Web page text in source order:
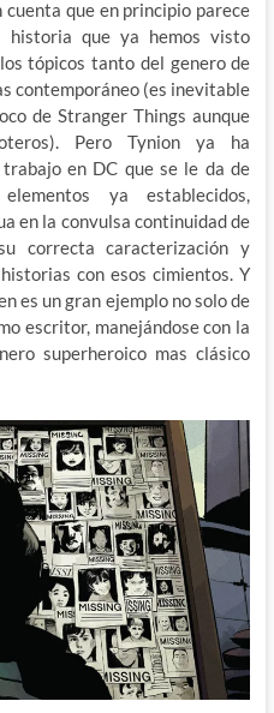
que en principio parece
historia que ya hemos visto
tópicos tanto del genero de
contemporáneo (es inevitable
de Stranger Things aunque
Pero Tynion ya ha
en DC que se le da de
ya establecidos,
en la convulsa continuidad de
correcta caracterización y
con esos cimientos. Y
es un gran ejemplo no solo de
escritor, manejándose con la
superheroico mas clásico